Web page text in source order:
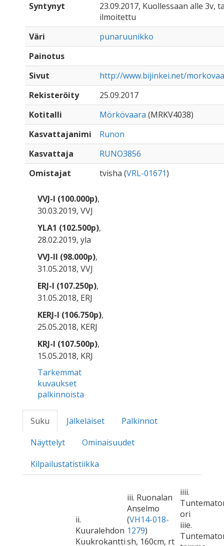
Syntynyt
23.09.2017, Kuollessaan alle 3v,
ilmoitettu
Väri
punaruunikko
Painotus
Sivut
http://www.bijinkei.net/
Rekisteröity
25.09.2017
Kotitalli
Mörkövaara (MRKV4038)
Kasvattajanimi
Runon
Kasvattaja
RUNO3856
Omistajat
tvisha (VRL-01671)
VVJ-I (100.000p),
30.03.2019, VVJ
YLA1 (102.500p),
28.02.2019, yla
VVJ-II (98.000p),
31.05.2018, VVJ
ERJ-I (107.250p),
31.05.2018, ERJ
KERJ-I (106.750p),
25.05.2018, KERJ
KRJ-I (107.500p),
15.05.2018, KRJ
Tarkemmat
kuvaukset
palkinnoista
Suku Jälkeläiset
Palkinnot
Näyttelyt
Ominaisuudet
Kilpailustatistiikka
ii.
Kuuralehdon
Kuukrokantti
iii. Ruonalan
Anselmo
(VH14-018-
1279)
sh, 160cm, rt
iiii.
ori
iiie.